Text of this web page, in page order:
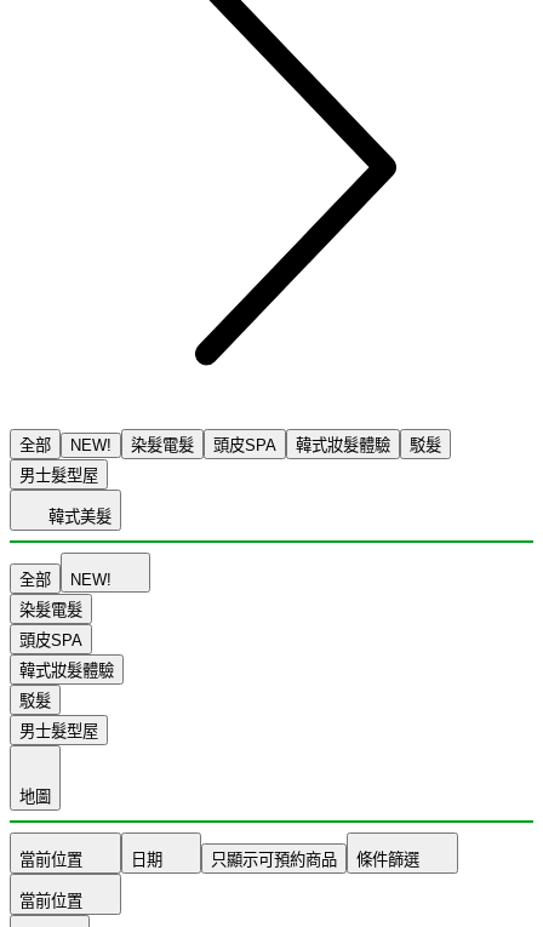
全部 NEW! 染髮電髮 頭皮SPA 韓式妝髮體驗
駁髮
男士髮型屋
韓式美髮
全部
NEW!
染髮電髮
頭皮SPA
韓式妝髮體驗
駁髮
男士髮型屋
地圖
當前位置 日期 只顯示可預約商品 條件篩選
當前位置